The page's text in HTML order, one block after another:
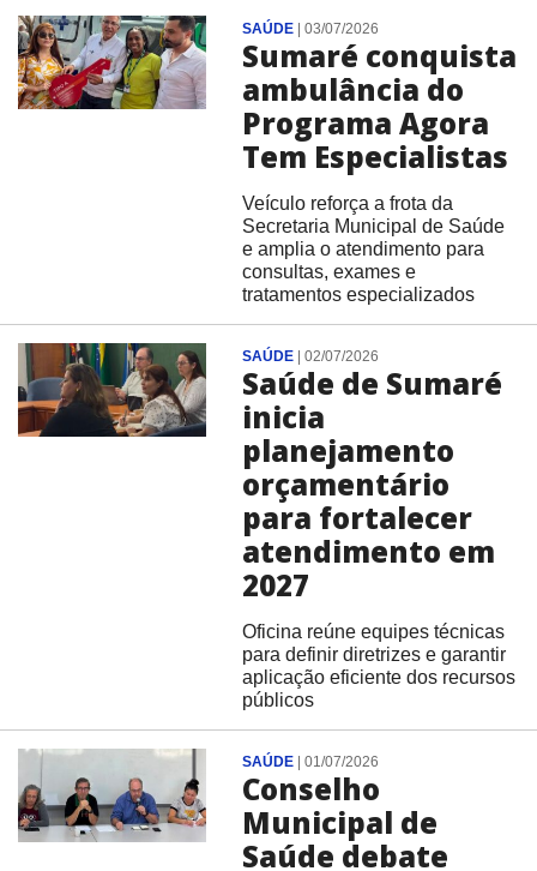
SAÚDE| 03/07/2026
Sumaré conquista
ambulância do
Programa Agora
Tem Especialistas
Veículo reforça a frota da
Secretaria Municipal de Saúde
e amplia o atendimento para
consultas, exames e
tratamentos especializados
SAÚDE| 02/07/2026
Saúde de Sumaré
inicia
planejamento
orçamentário
para fortalecer
atendimento em
2027
Oficina reúne equipes técnicas
para definir diretrizes e garantir
aplicação eficiente dos recursos
públicos
SAÚDE| 01/07/2026
Conselho
Municipal de
Saúde debate